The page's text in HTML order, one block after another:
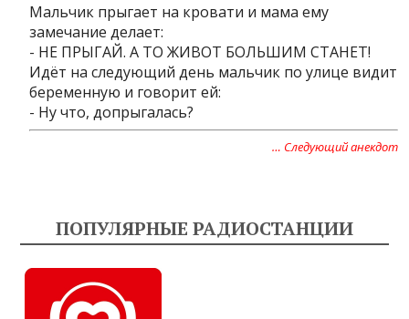
Мальчик прыгает на кровати и мама ему
замечание делает:
- НЕ ПРЫГАЙ. А ТО ЖИВОТ БОЛЬШИМ СТАНЕТ!
Идёт на следующий день мальчик по улице видит
беременную и говорит ей:
- Ну что, допрыгалась?
… Следующий анекдот
ПОПУЛЯРНЫЕ РАДИОСТАНЦИИ